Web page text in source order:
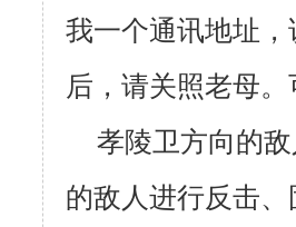
我一个通讯地址
后，请关照老母
孝陵卫方向的
的敌人进行反击